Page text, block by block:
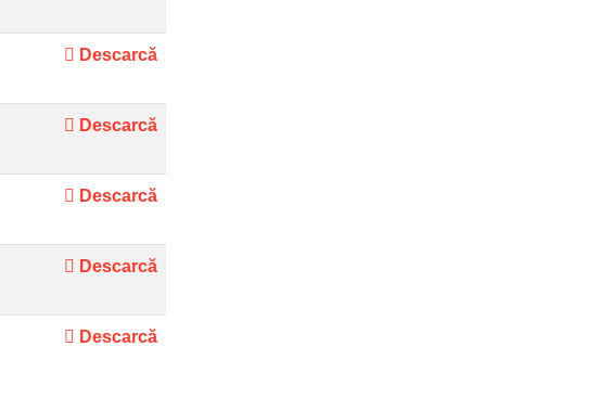
Descarcă
Descarcă
Descarcă
Descarcă
Descarcă